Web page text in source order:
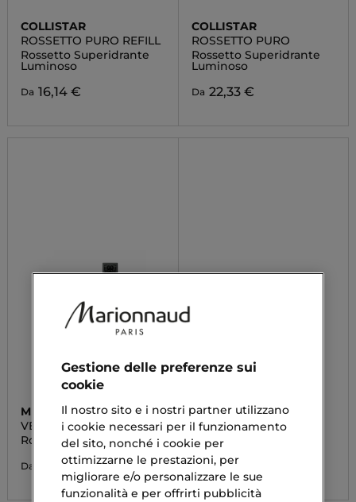
COLLISTAR
ROSSETTO PURO REFILL
Rossetto Superidrante
Luminoso
Da 16,14 €
COLLISTAR
ROSSETTO PURO
Rossetto Superidrante
Luminoso
Da 22,33 €
MULAC
VELVET INK
Rossetto Liquido
Da 15,05 €
PUROBIO
LIPSTICK SEMI-MATTE
Rossetto Refill
Da 7,73 €
Gestione delle preferenze sui
cookie
Il nostro sito e i nostri partner utilizzano
i cookie necessari per il funzionamento
del sito, nonché i cookie per
ottimizzarne le prestazioni, per
migliorare e/o personalizzare le sue
funzionalità e per offrirti pubblicità